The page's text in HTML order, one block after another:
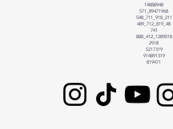
14888948
571_89471968
548_711_918_211
489_712_819_48
741
888_412_1289018
2918
5217319
914891319
819471